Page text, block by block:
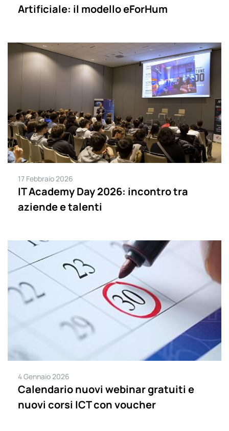
Artificiale: il modello eForHum
17 Febbraio 2026
IT Academy Day 2026: incontro tra
aziende e talenti
4 Gennaio 2026
Calendario nuovi webinar gratuiti e
nuovi corsi ICT con voucher